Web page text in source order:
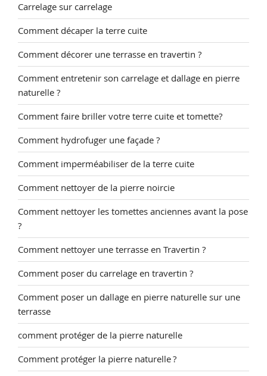
Carrelage sur carrelage
Comment décaper la terre cuite
Comment décorer une terrasse en travertin ?
Comment entretenir son carrelage et dallage en pierre
naturelle ?
Comment faire briller votre terre cuite et tomette?
Comment hydrofuger une façade ?
Comment imperméabiliser de la terre cuite
Comment nettoyer de la pierre noircie
Comment nettoyer les tomettes anciennes avant la pose
?
Comment nettoyer une terrasse en Travertin ?
Comment poser du carrelage en travertin ?
Comment poser un dallage en pierre naturelle sur une
terrasse
comment protéger de la pierre naturelle
Comment protéger la pierre naturelle ?